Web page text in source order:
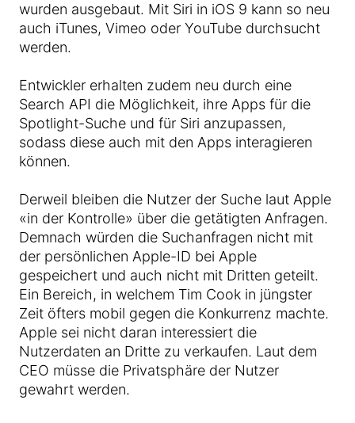
wurden ausgebaut. Mit Siri in iOS 9 kann so neu
auch iTunes, Vimeo oder YouTube durchsucht
werden.
Entwickler erhalten zudem neu durch eine
Search API die Möglichkeit, ihre Apps für die
Spotlight-Suche und für Siri anzupassen,
sodass diese auch mit den Apps interagieren
können.
Derweil bleiben die Nutzer der Suche laut Apple
«in der Kontrolle» über die getätigten Anfragen.
Demnach würden die Suchanfragen nicht mit
der persönlichen Apple-ID bei Apple
gespeichert und auch nicht mit Dritten geteilt.
Ein Bereich, in welchem Tim Cook in jüngster
Zeit öfters mobil gegen die Konkurrenz machte.
Apple sei nicht daran interessiert die
Nutzerdaten an Dritte zu verkaufen. Laut dem
CEO müsse die Privatsphäre der Nutzer
gewahrt werden.